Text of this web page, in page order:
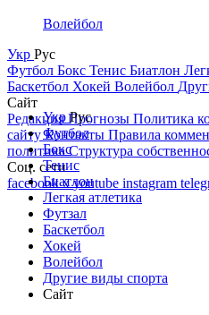
Волейбол
Укр Рус
Футбол Бокс Тенис Биатлон
Баскетбол Хокей Волейбол
Сайт
РедакцияПрогнозы Политика
сайтуКонтакты Правила
политикаСтруктура
Соц. сети
facebookxyoutube instagram
УкрРус
Футбол
Бокс
Тенис
Биатлон
Легкая атлетика
Футзал
Баскетбол
Хокей
Волейбол
Другие виды спорта
Сайт